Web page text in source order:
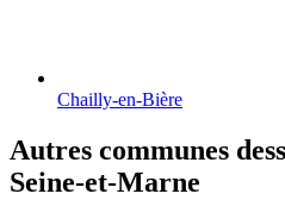
Chailly-en-Bière
Autres communes
Seine-et-Marne